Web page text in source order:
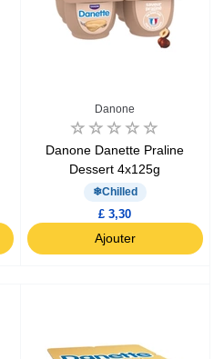
Danone
Danone Danette Praline
Dessert 4x125g
Chilled
£ 3,30
Ajouter